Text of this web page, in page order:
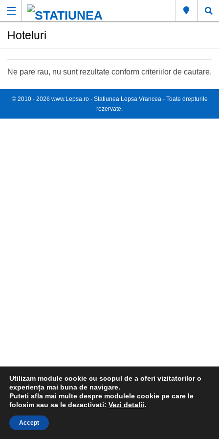
Hoteluri
Ne pare rau, nu sunt rezultate conform criteriilor de cautare.
© 2010 - 2026 www.Lepsa.ro- Statiunea Lepsa Vrancea - Toate drepturile
rezervate.
Utilizam module cookie cu scopul de a oferi vizitatorilor o
experiența mai buna de navigare.
Puteti afla mai multe despre modulele cookie pe care le
folosim sau sa le dezactivati: Vezi detalii.
Accept